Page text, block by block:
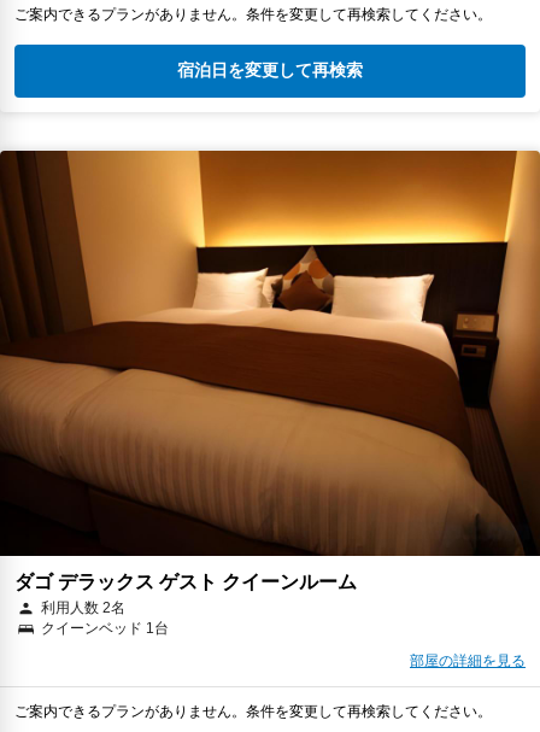
ご案内できるプランがありません。条件を変更して再検索してください。
宿泊日を変更して再検索
ダゴ デラックス ゲスト クイーンルーム
利用人数 2名
クイーンベッド 1台
部屋の詳細を見る
ご案内できるプランがありません。条件を変更して再検索してください。